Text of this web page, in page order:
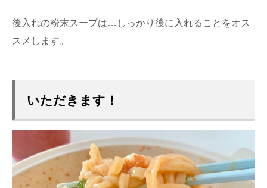
後入れの粉末スープは…しっかり後に入れることをオス
スメします。
いただきます！